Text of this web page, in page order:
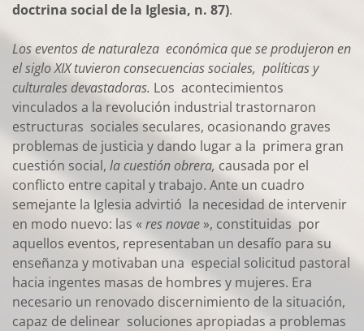
doctrina social de la Iglesia, n. 87).
Los eventos de naturaleza económica que se produjeron en
el siglo XIX tuvieron consecuencias sociales, políticas y
culturales devastadoras. Los acontecimientos
vinculados a la revolución industrial trastornaron
estructuras sociales seculares, ocasionando graves
problemas de justicia y dando lugar a la primera gran
cuestión social, la cuestión obrera, causada por el
conflicto entre capital y trabajo. Ante un cuadro
semejante la Iglesia advirtió la necesidad de intervenir
en modo nuevo: las « res novae », constituidas por
aquellos eventos, representaban un desafío para su
enseñanza y motivaban una especial solicitud pastoral
hacia ingentes masas de hombres y mujeres. Era
necesario un renovado discernimiento de la situación,
capaz de delinear soluciones apropiadas a problemas